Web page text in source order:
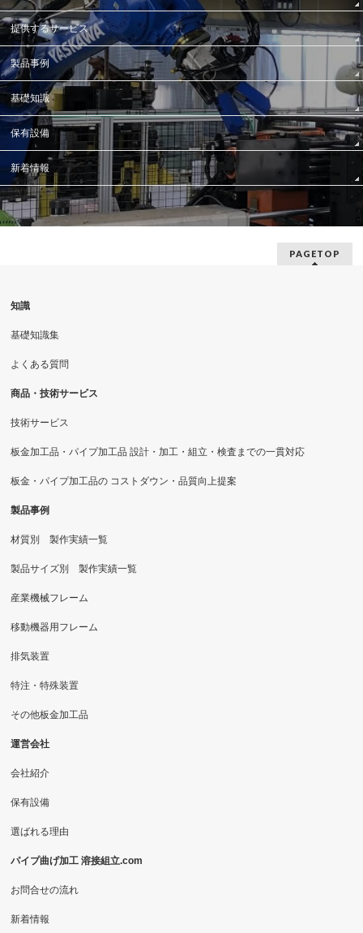
提供するサービス
製品事例
基礎知識
保有設備
新着情報
PAGETOP
知識
基礎知識集
よくある質問
商品・技術サービス
技術サービス
板金加工品・パイプ加工品 設計・加工・組立・検査までの一貫対応
板金・パイプ加工品の コストダウン・品質向上提案
製品事例
材質別 製作実績一覧
製品サイズ別 製作実績一覧
産業機械フレーム
移動機器用フレーム
排気装置
特注・特殊装置
その他板金加工品
運営会社
会社紹介
保有設備
選ばれる理由
パイプ曲げ加工 溶接組立.com
お問合せの流れ
新着情報